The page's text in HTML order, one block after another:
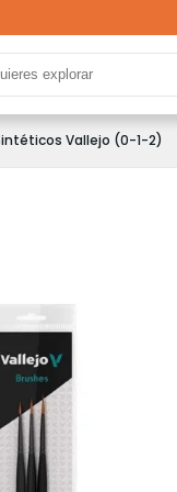
Resinas Repuestos
Virtual Gaming
Vallejo (0-1-2)